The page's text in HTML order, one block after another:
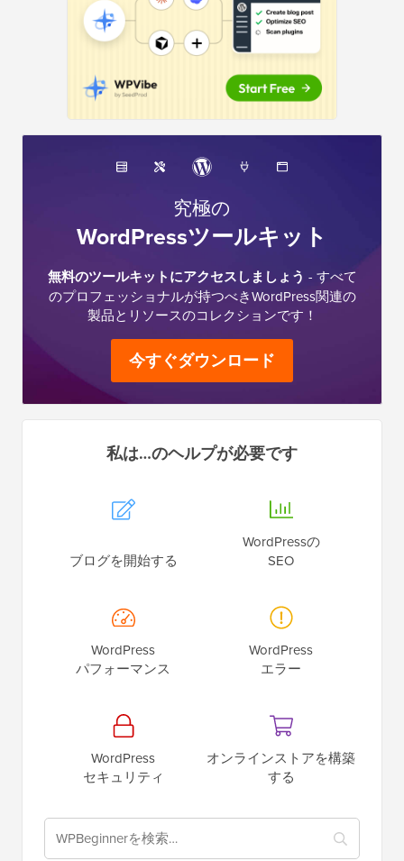
究極の
WordPressツールキット
無料のツールキットにアクセスしましょう - すべて
のプロフェッショナルが持つべきWordPress関連の
製品とリソースのコレクションです！
今すぐダウンロード
私は…のヘルプが必要です
ブログを開始する
WordPressの
SEO
WordPress
パフォーマンス
WordPress
エラー
WordPress
セキュリティ
オンラインストアを構築
する